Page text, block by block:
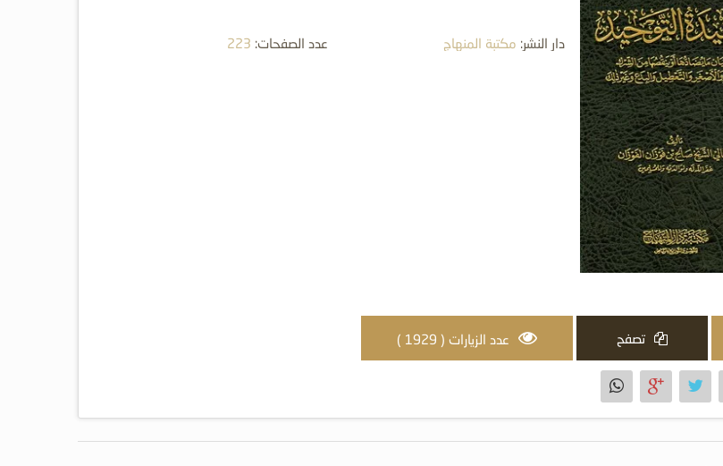
دار النشر: مكتبة المنهاج عدد الصفحات: 223
تصفح عدد الزيارات ( 1929 )